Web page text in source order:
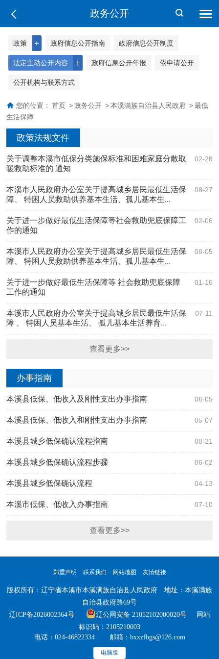
政务公开
＋
政策 政府信息公开指南 政府信息公开制度
＋
法定主动公开内容 政府信息公开年报 依申请公开
公开机构与联系方式
您的位置： 首页 > 政务公开 > 本溪满族自治县人民政府 > 最低
生活保障
政策法规文件
02-28
关于调整本溪市低保分类施保标准和困难家庭分散取
暖救助标准的 通知
08-27
本溪市人民政府办公室关于提高城乡居民最低生活保
障、 特困人员救助供养基本生活、孤儿基本生...
02-06
关于进一步做好最低生活保障等社会救助兜底保障工
作的通知
08-05
本溪市人民政府办公室关于提高城乡居民最低生活保
障、 特困人员救助供养基本生活、孤儿基本生...
01-16
关于进一步做好最低生活保障等 社会救助兜底保障
工作的通知
07-11
本溪市人民政府办公室关于提高城乡居民最低生活保
障 、 特困人员基本生活、 孤儿基本生活养育...
查看更多>>
办事指南
06-05
本溪县低保、低收入及刚性支出办事指南
05-07
本溪县低保、低收入和刚性支出办事指南
08-21
本溪县城乡低保确认流程指南
06-02
本溪县城乡低保确认流程步骤
04-13
本溪县城乡低保确认流程
07-10
本溪市低保、低收入办事指南
查看更多>>
郑重声明 联系我们 网站地图 友情链接
版权所有：辽宁省本溪市本溪满族自治县人民政府 地址：本溪满族
自治县政府路69号
辽ICP备2026002364号
辽公网安备 21052102000020号 网站
标识码：2105210003
电话：024-46822334 邮箱：bxxzfbgs@126.com
电脑版